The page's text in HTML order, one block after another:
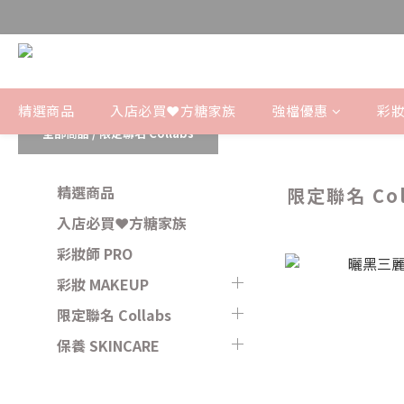
精選商品 入店必買❤️方糖家族 強檔優惠 彩
全部商品/限定聯名 Collabs
精選商品
入店必買❤️方糖家族
彩妝師 PRO
彩妝 MAKEUP
限定聯名 Collabs
保養 SKINCARE
限定聯名